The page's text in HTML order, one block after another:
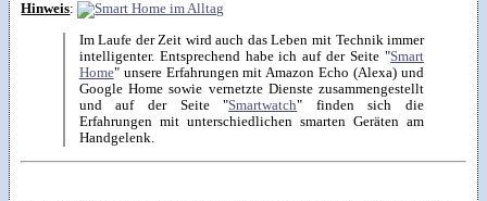
Hinweis:
Im Laufe der Zeit wird auch das Leben mit Technik immer
intelligenter. Entsprechend habe ich auf der Seite "Smart
Home" unsere Erfahrungen mit Amazon Echo (Alexa) und
Google Home sowie vernetzte Dienste zusammengestellt
und auf der Seite "Smartwatch" finden sich die
Erfahrungen mit unterschiedlichen smarten Geräten am
Handgelenk.